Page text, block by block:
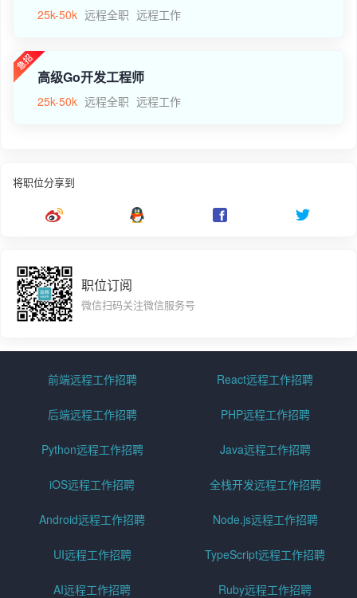
25k-50k 远程全职 远程工作
高级Go开发工程师
25k-50k 远程全职 远程工作
将职位分享到
职位订阅
微信扫码关注微信服务号
前端远程工作招聘 React远程工作招聘
后端远程工作招聘 PHP远程工作招聘
Python远程工作招聘 Java远程工作招聘
iOS远程工作招聘 全栈开发远程工作招聘
Android远程工作招聘 Node.js远程工作招聘
UI远程工作招聘 TypeScript远程工作招聘
AI远程工作招聘 Ruby远程工作招聘